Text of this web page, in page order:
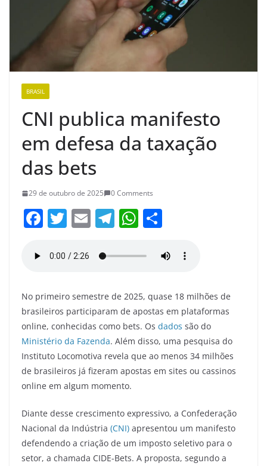
BRASIL
CNI publica manifesto
em defesa da taxação
das bets
29 de outubro de 2025 0 Comments
F
c
b
o
o
k
T
itt
E
ai
T
e
a
m
W
at
A
p
p
ar
No primeiro semestre de 2025, quase 18 milhões de
brasileiros participaram de apostas em plataformas
online, conhecidas como bets. Os dados são do
Ministério da Fazenda. Além disso, uma pesquisa do
Instituto Locomotiva revela que ao menos 34 milhões
de brasileiros já fizeram apostas em sites ou cassinos
online em algum momento.
Diante desse crescimento expressivo, a Confederação
Nacional da Indústria (CNI) apresentou um manifesto
defendendo a criação de um imposto seletivo para o
setor, a chamada CIDE-Bets. A proposta, segundo a